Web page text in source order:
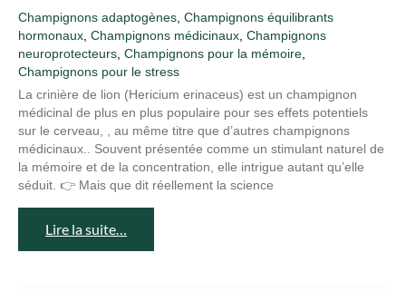
Champignons adaptogènes Champignons équilibrants
hormonaux Champignons médicinaux Champignons
neuroprotecteurs Champignons pour la mémoire
Champignons pour le stress
La crinière de lion (Hericium erinaceus) est un champignon
médicinal de plus en plus populaire pour ses effets potentiels
sur le cerveau, , au même titre que d’autres champignons
médicinaux.. Souvent présentée comme un stimulant naturel de
la mémoire et de la concentration, elle intrigue autant qu’elle
séduit. 👉 Mais que dit réellement la science
Lire la suite…